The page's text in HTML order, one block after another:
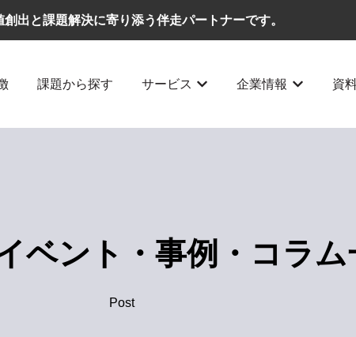
出と課題解決に寄り添う伴走パートナーです。
課題から探す サービス
サービスのサブメニューを
企業情報
企業情報
資
ベント・事例・コラム
Post